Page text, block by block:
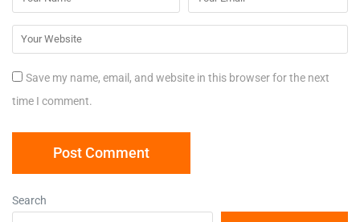
Save my name, email, and website in this browser for the next
time I comment.
Search